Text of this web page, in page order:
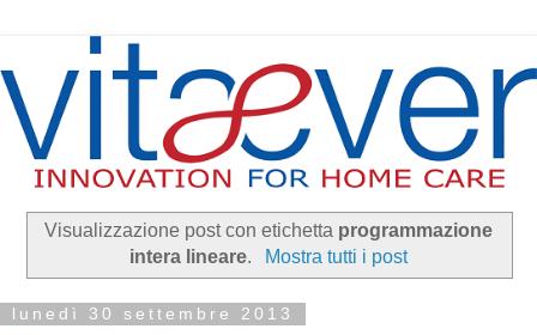
Visualizzazione post con etichetta programmazione
intera lineare. Mostra tutti i post
lunedì 30 settembre 2013